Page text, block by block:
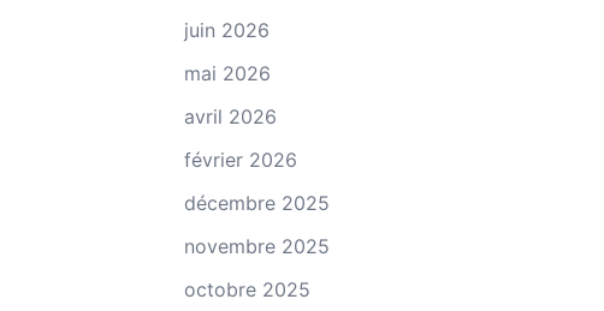
juin 2026
mai 2026
avril 2026
février 2026
décembre 2025
novembre 2025
octobre 2025